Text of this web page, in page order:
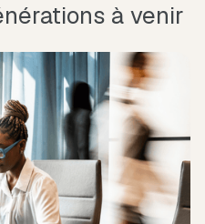
à venir